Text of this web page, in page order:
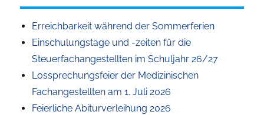
Erreichbarkeit während der Sommerferien
Einschulungstage und -zeiten für die
Steuerfachangestellten im Schuljahr 26/27
Lossprechungsfeier der Medizinischen
Fachangestellten am 1. Juli 2026
Feierliche Abiturverleihung 2026